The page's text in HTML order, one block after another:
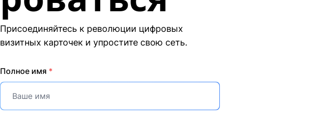
Присоединяйтесь к революции цифровых
визитных карточек и упростите свою сеть.
Полное имя *